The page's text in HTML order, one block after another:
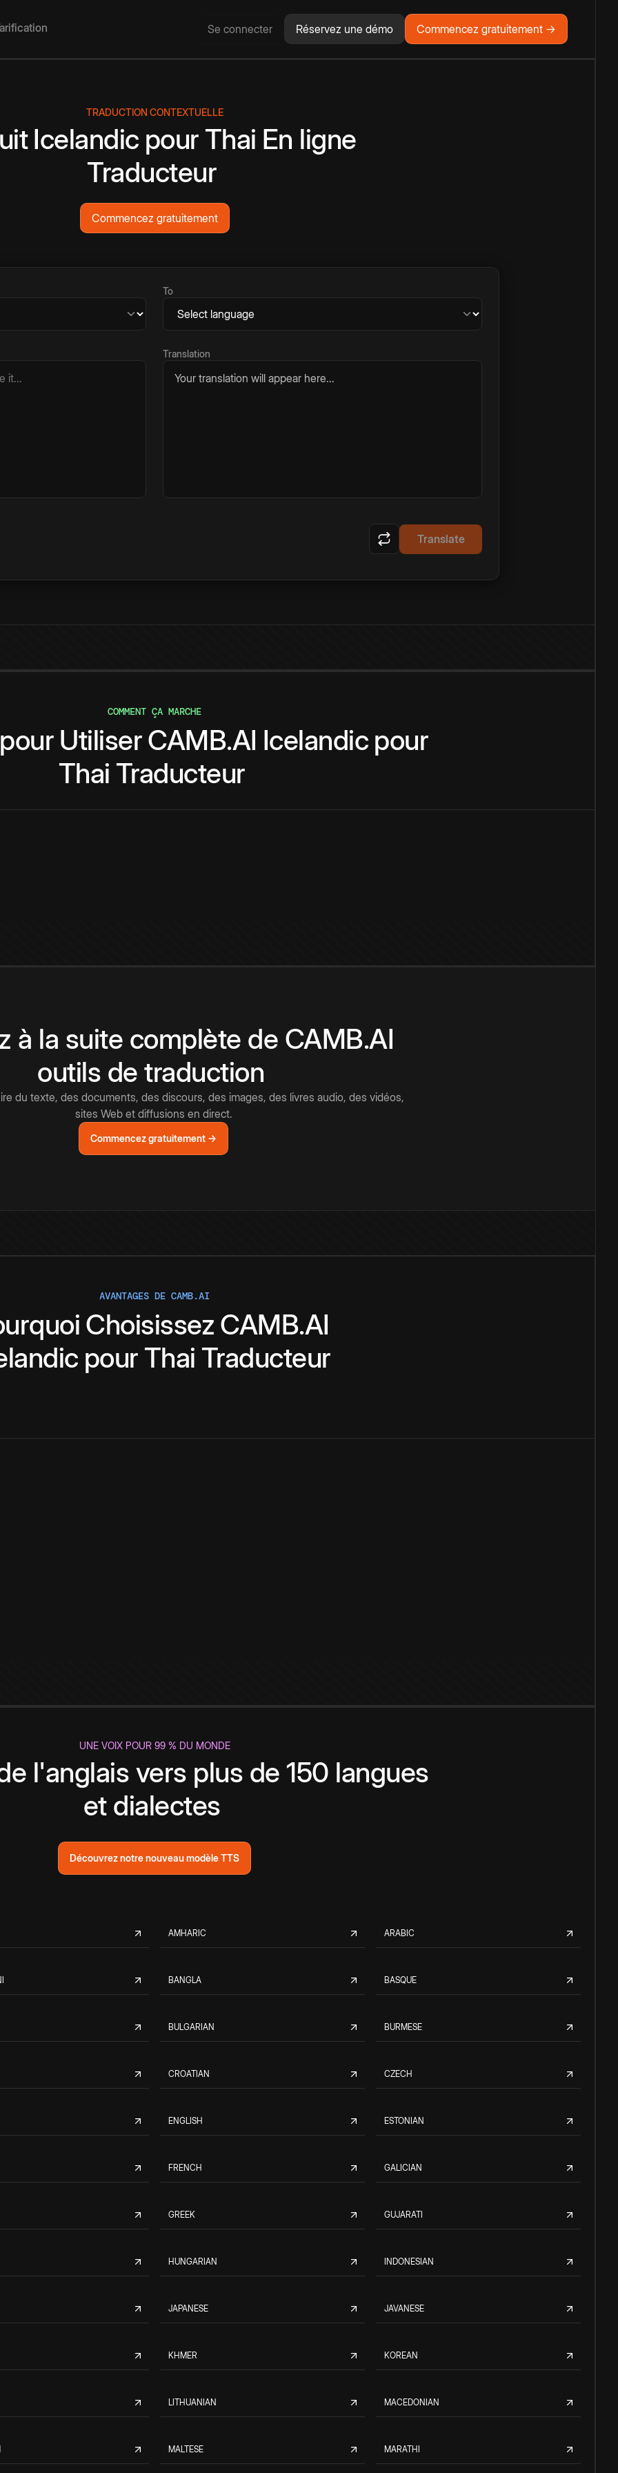
Se connecter Réservez une démo Commencez gratuitement →
TRADUCTION CONTEXTUELLE
Icelandic pour Thai En ligne
Traducteur
Commencez gratuitement
To
Translation
Your translation will appear here...
Translate
COMMENT ÇA MARCHE
pour UtiliserCAMB.AI Icelandic pour
Thai Traducteur
à la suite complète de CAMB.AI
outils de traduction
du texte, des documents, des discours, des images, des livres audio, des vidéos,
sites Web et diffusions en direct.
Commencez gratuitement →
AVANTAGES DE CAMB.AI
Choisissez CAMB.AI
pour Thai Traducteur
UNE VOIX POUR 99 % DU MONDE
l'anglais vers plus de 150 langues
et dialectes
Découvrez notre nouveau modèle TTS
AMHARIC ARABIC
BANGLA BASQUE
BULGARIAN BURMESE
CROATIAN CZECH
ENGLISH ESTONIAN
FRENCH GALICIAN
GREEK GUJARATI
HUNGARIAN INDONESIAN
JAPANESE JAVANESE
KHMER KOREAN
LITHUANIAN MACEDONIAN
MALTESE MARATHI